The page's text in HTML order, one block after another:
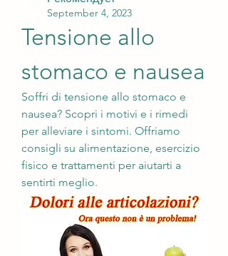
September 4, 2023
Tensione allo
stomaco e nausea
Soffri di tensione allo stomaco e
nausea? Scopri i motivi e i rimedi
per alleviare i sintomi. Offriamo
consigli su alimentazione, esercizio
fisico e trattamenti per aiutarti a
sentirti meglio.